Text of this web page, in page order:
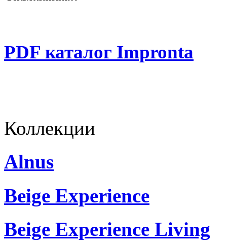
PDF каталог Impronta
Коллекции
Alnus
Beige Experience
Beige Experience Living